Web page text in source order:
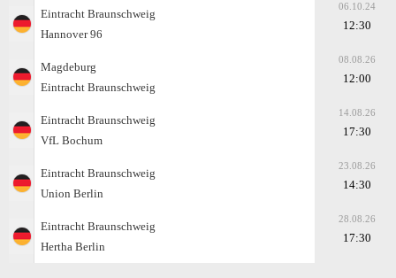
Eintracht Braunschweig
Hannover 96
06.10.24
12:30
Magdeburg
Eintracht Braunschweig
08.08.26
12:00
Eintracht Braunschweig
VfL Bochum
14.08.26
17:30
Eintracht Braunschweig
Union Berlin
23.08.26
14:30
Eintracht Braunschweig
Hertha Berlin
28.08.26
17:30